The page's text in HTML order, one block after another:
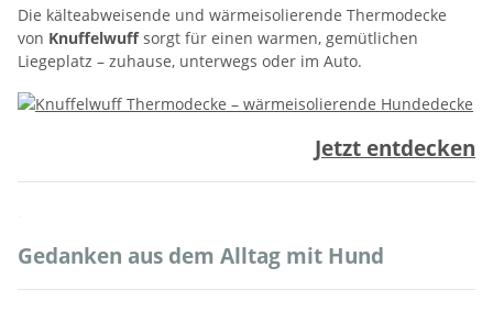
Die kälteabweisende und wärmeisolierende Thermodecke
von Knuffelwuffsorgt für einen warmen, gemütlichen
Liegeplatz – zuhause, unterwegs oder im Auto.
Jetzt entdecken
Gedanken aus dem Alltag mit Hund